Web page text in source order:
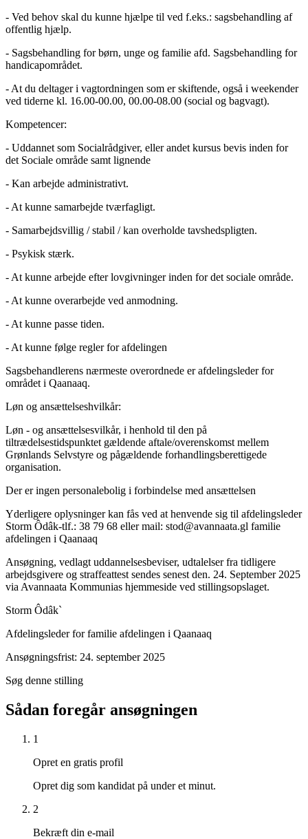
- Ved behov skal du kunne hjælpe til ved f.eks.: sagsbehandling af
offentlig hjælp.
- Sagsbehandling for børn, unge og familie afd. Sagsbehandling for
handicapområdet.
- At du deltager i vagtordningen som er skiftende, også i weekender
ved tiderne kl. 16.00-00.00, 00.00-08.00 (social og bagvagt).
Kompetencer:
- Uddannet som Socialrådgiver, eller andet kursus bevis inden for
det Sociale område samt lignende
- Kan arbejde administrativt.
- At kunne samarbejde tværfagligt.
- Samarbejdsvillig / stabil / kan overholde tavshedspligten.
- Psykisk stærk.
- At kunne arbejde efter lovgivninger inden for det sociale område.
- At kunne overarbejde ved anmodning.
- At kunne passe tiden.
- At kunne følge regler for afdelingen
Sagsbehandlerens nærmeste overordnede er afdelingsleder for
området i Qaanaaq.
Løn og ansættelseshvilkår:
Løn - og ansættelsesvilkår, i henhold til den på
tiltrædelsestidspunktet gældende aftale/overenskomst mellem
Grønlands Selvstyre og pågældende forhandlingsberettigede
organisation.
Der er ingen personalebolig i forbindelse med ansættelsen
Yderligere oplysninger kan fås ved at henvende sig til afdelingsleder
Storm Ôdâk-tlf.: 38 79 68 eller mail: stod@avannaata.gl familie
afdelingen i Qaanaaq
Ansøgning, vedlagt uddannelsesbeviser, udtalelser fra tidligere
arbejdsgivere og straffeattest sendes senest den. 24. September 2025
via Avannaata Kommunias hjemmeside ved stillingsopslaget.
Storm Ôdâk`
Afdelingsleder for familie afdelingen i Qaanaaq
Ansøgningsfrist: 24. september 2025
Søg denne stilling
Sådan foregår ansøgningen
1
Opret en gratis profil
Opret dig som kandidat på under et minut.
2
Bekræft din e-mail